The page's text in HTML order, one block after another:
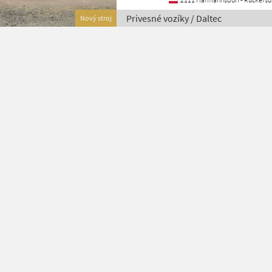
Nový stroj Privesné vozíky / Daltec